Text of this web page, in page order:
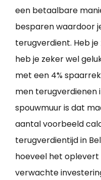
een betaalbare
besparen waardoor
terugverdient. Heb
heb je zeker wel
met een 4%
men terugverdienen
spouwmuur is dat
aantal voorbeeld
terugverdientijd in
hoeveel het oplevert
verwachte